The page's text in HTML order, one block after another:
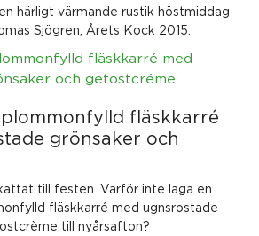
härligt värmande rustik höstmiddag
Sjögren, Årets Kock 2015.
fläskkarré
grönsaker och
till festen. Varför inte laga en
fläskkarré med ugnsrostade
till nyårsafton?